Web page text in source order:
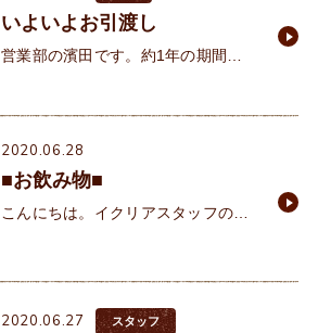
いよいよお引渡し
営業部の濱田です。約1年の期間を
優しいご主人様。コツコツと勉強し
2020.06.28
■お飲み物■
こんにちは。イクリアスタッフの小
す。 こちらがメニュー
2020.06.27 スタッフ